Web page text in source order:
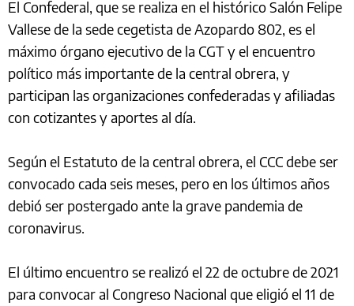
El Confederal, que se realiza en el histórico Salón Felipe
Vallese de la sede cegetista de Azopardo 802, es el
máximo órgano ejecutivo de la CGT y el encuentro
político más importante de la central obrera, y
participan las organizaciones confederadas y afiliadas
con cotizantes y aportes al día.
Según el Estatuto de la central obrera, el CCC debe ser
convocado cada seis meses, pero en los últimos años
debió ser postergado ante la grave pandemia de
coronavirus.
El último encuentro se realizó el 22 de octubre de 2021
para convocar al Congreso Nacional que eligió el 11 de